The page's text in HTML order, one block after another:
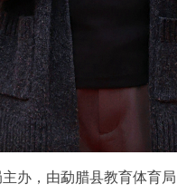
，由勐腊县教育体育局